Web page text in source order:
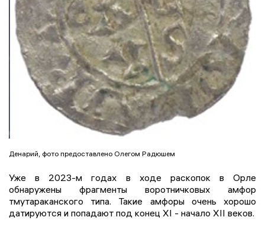
Денарий, фото предоставлено Олегом Радюшем
Уже в 2023-м годах в ходе раскопок в Орле
обнаружены фрагменты воротничковых амфор
тмутараканского типа. Такие амфоры очень хорошо
датируются и попадают под конец XI - начало XII веков.